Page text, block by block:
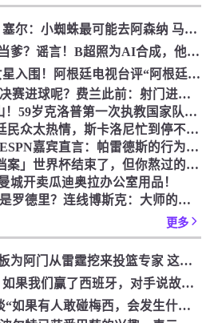
【推荐】不卖给巴萨！塞尔：小蜘蛛最可能去阿森纳 马竞能得到约
[球迷报道]19岁亚马尔当爹？谣言！B超照为AI合成，他和女
【体育视频】前成人女星入围！阿根廷电视台评“阿根廷恐惧症”十
【体育视频】那世界杯决赛进球呢？费兰此前：射门进球就跟做那事
【世界杯】休息2年出山！59岁克洛普第一次执教国家队，将战欧
[视频]有目共睹！阿根廷民众太热情，斯卡洛尼忙到停不下来！
【推荐视频】认同吗？ESPN嘉宾直言：帕雷德斯的行为无法容忍
[世界杯]「世界杯观赛档案」世界杯结束了，但你熬过的每一个夜
城开卖瓜迪奥拉办公室用品！
【世界杯】布斯克茨还是罗德里？连线博斯克：大师的选择会是谁？
更多
[推荐]媒体人：火箭老板为阿门从雷霆挖来投篮专家 这次真是慷
【推荐】阿根廷博主：如果我们赢了西班牙，对手说故意放水，我们
【视频/集锦】利马曾谈“如果有人敢碰梅西，会发生什么”：这种